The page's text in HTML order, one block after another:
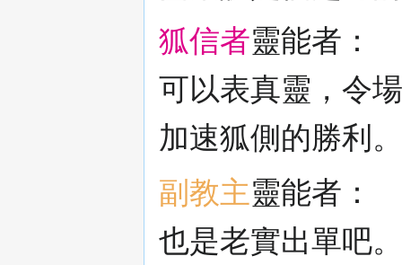
狐信者靈能者：
可以表真靈，令
加速狐側的勝利。
副教主靈能者：
也是老實出單吧